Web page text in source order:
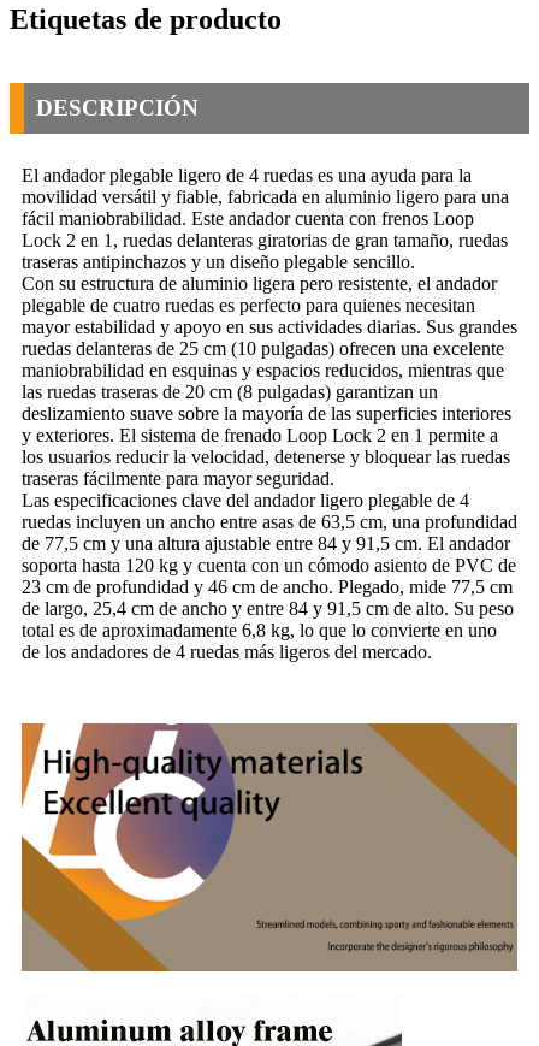
Etiquetas de producto
DESCRIPCIÓN
El andador plegable ligero de 4 ruedas es una ayuda para la
movilidad versátil y fiable, fabricada en aluminio ligero para una
fácil maniobrabilidad. Este andador cuenta con frenos Loop
Lock 2 en 1, ruedas delanteras giratorias de gran tamaño, ruedas
traseras antipinchazos y un diseño plegable sencillo.
Con su estructura de aluminio ligera pero resistente, el andador
plegable de cuatro ruedas es perfecto para quienes necesitan
mayor estabilidad y apoyo en sus actividades diarias. Sus grandes
ruedas delanteras de 25 cm (10 pulgadas) ofrecen una excelente
maniobrabilidad en esquinas y espacios reducidos, mientras que
las ruedas traseras de 20 cm (8 pulgadas) garantizan un
deslizamiento suave sobre la mayoría de las superficies interiores
y exteriores. El sistema de frenado Loop Lock 2 en 1 permite a
los usuarios reducir la velocidad, detenerse y bloquear las ruedas
traseras fácilmente para mayor seguridad.
Las especificaciones clave del andador ligero plegable de 4
ruedas incluyen un ancho entre asas de 63,5 cm, una profundidad
de 77,5 cm y una altura ajustable entre 84 y 91,5 cm. El andador
soporta hasta 120 kg y cuenta con un cómodo asiento de PVC de
23 cm de profundidad y 46 cm de ancho. Plegado, mide 77,5 cm
de largo, 25,4 cm de ancho y entre 84 y 91,5 cm de alto. Su peso
total es de aproximadamente 6,8 kg, lo que lo convierte en uno
de los andadores de 4 ruedas más ligeros del mercado.